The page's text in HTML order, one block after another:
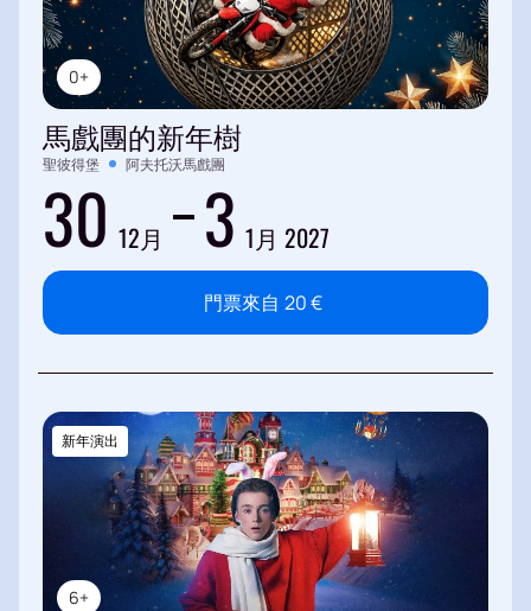
0+
馬戲團的新年樹
聖彼得堡 阿夫托沃馬戲團
30 12月 3 1月 2027
門票來自 20€
6+
新年演出